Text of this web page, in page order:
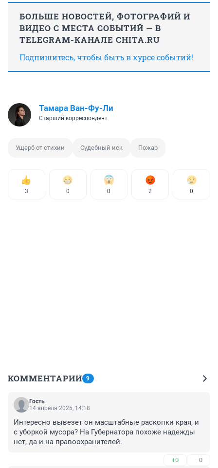
БОЛЬШЕ НОВОСТЕЙ, ФОТОГРАФИЙ И
ВИДЕО С МЕСТА СОБЫТИЙ — В
TELEGRAM-КАНАЛЕ CHITA.RU
Подпишитесь, чтобы быть в курсе событий!
Тамара Ван-Фу-Ли
Старший корреспондент
Ущерб от стихии Судебный иск Пожар
3 0 0 2 0
КОММЕНТАРИИ 9
Гость
14 апреля 2025, 14:18
Интересно вывезет он масштабные раскопки края, и
с уборкой мусора? На Губернатора похоже надежды
нет, да и на правоохранителей.
+0 –0